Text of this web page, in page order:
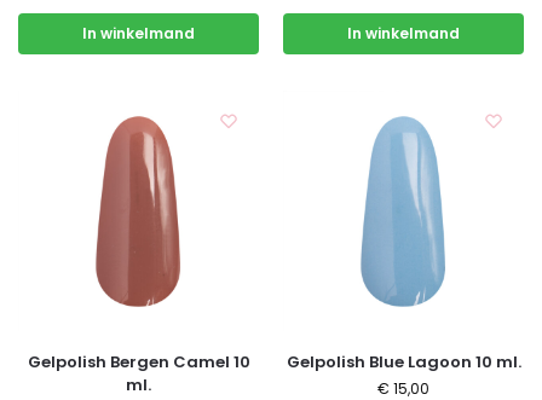
In winkelmand In winkelmand
Gelpolish Bergen Camel 10
ml.
Gelpolish Blue Lagoon 10 ml.
€ 15,00